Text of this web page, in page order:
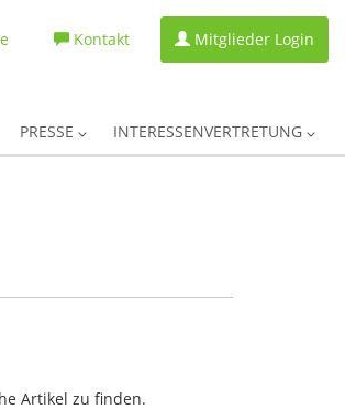
Kontakt Mitglieder Login
PRESSE INTERESSENVERTRETUNG
Artikel zu finden.